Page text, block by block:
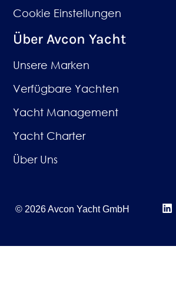
Cookie Einstellungen
Über Avcon Yacht
Unsere Marken
Verfügbare Yachten
Yacht Management
Yacht Charter
Über Uns
© 2026 Avcon Yacht GmbH